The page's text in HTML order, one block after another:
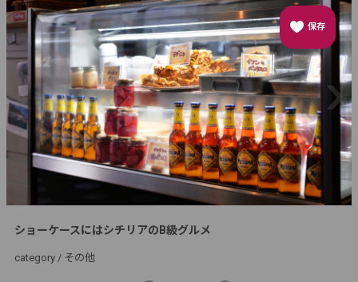
保存
ショーケースにはシチリアのB級グルメ
category / その他